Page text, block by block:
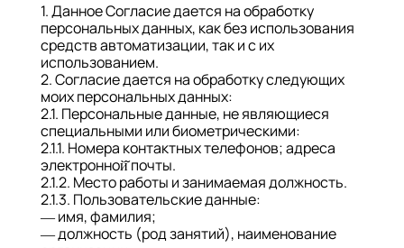
1. Данное Согласие дается на обработку
персональных данных, как без использования
средств автоматизации, так и с их
использованием.
2. Согласие дается на обработку следующих
моих персональных данных:
2.1. Персональные данные, не являющиеся
специальными или биометрическими:
2.1.1. Номера контактных телефонов; адреса
электронной̆ почты.
2.1.2. Место работы и занимаемая должность.
2.1.3. Пользовательские данные:
— имя, фамилия;
— должность (род занятий), наименование